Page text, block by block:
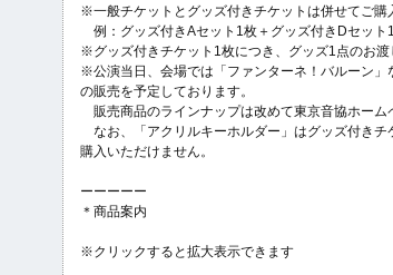
※一般チケットとグッズ付きチケットは併せてご購
例：グッズ付きAセット1枚＋グッズ付きDセット
※グッズ付きチケット1枚につき、グッズ1点のお渡
※公演当日、会場では「ファンターネ！バルーン
の販売を予定しております。
販売商品のラインナップは改めて東京音協ホーム
なお、「アクリルキーホルダー」はグッズ付き
購入いただけません。
ーーーーー
＊商品案内
※クリックすると拡大表示できます